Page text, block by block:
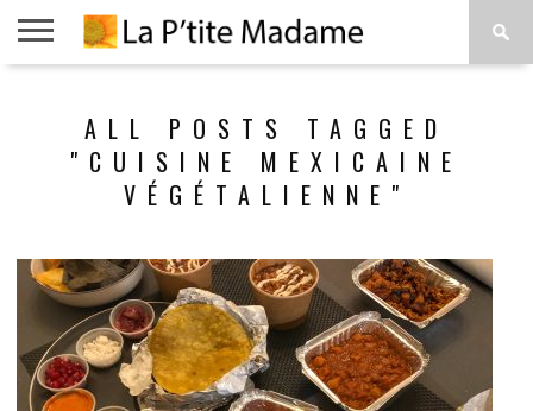
VIVRE
PROPOSALL POSTS TAGGED
"CUISINE MEXICAINE
VÉGÉTALIENNE"